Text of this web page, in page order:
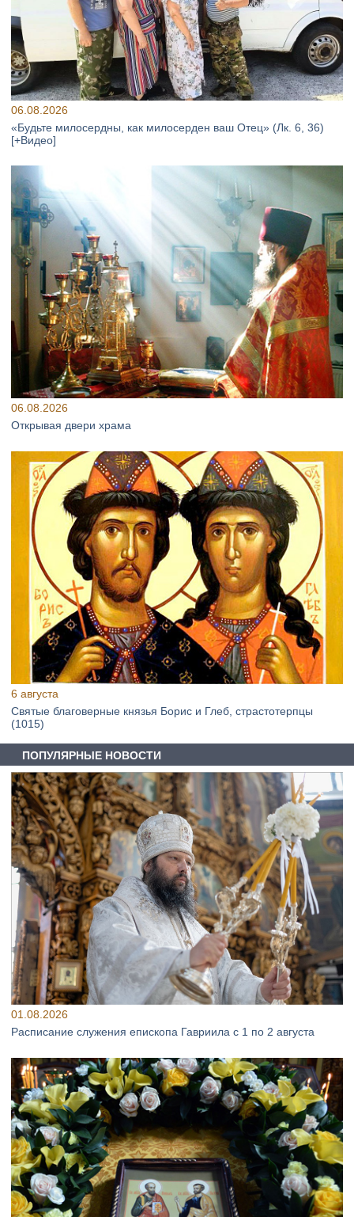
06.08.2026
«Будьте милосердны, как милосерден ваш Отец» (Лк. 6, 36)
[+Видео]
06.08.2026
Открывая двери храма
6 августа
Святые благоверные князья Борис и Глеб, страстотерпцы
(1015)
ПОПУЛЯРНЫЕ НОВОСТИ
01.08.2026
Расписание служения епископа Гавриила с 1 по 2 августа